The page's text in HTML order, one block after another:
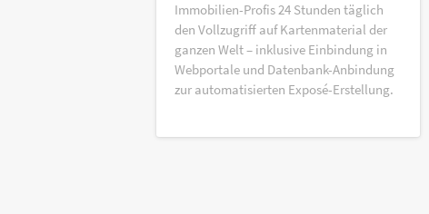
Immobilien-Profis 24 Stunden täglich
den Vollzugriff auf Kartenmaterial der
ganzen Welt – inklusive Einbindung in
Webportale und Datenbank-Anbindung
zur automatisierten Exposé-Erstellung.